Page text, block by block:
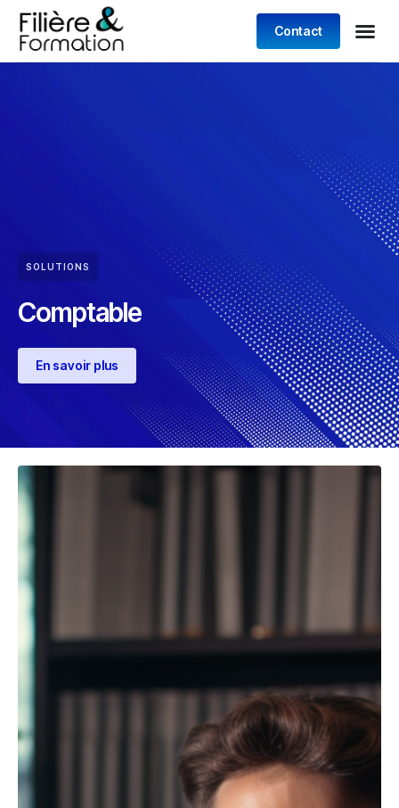
Contact
SOLUTIONS
Comptable
En savoir plus